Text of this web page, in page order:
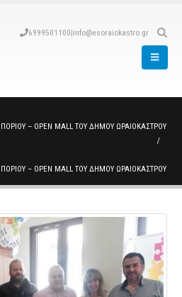
6999501100|info@esoraiokastro.gr
– OPEN MALL ΤΟΥ ΔΉΜΟΥ ΩΡΑΙΟΚΆΣΤΡΟΥ
– OPEN MALL ΤΟΥ ΔΉΜΟΥ ΩΡΑΙΟΚΆΣΤΡΟΥ